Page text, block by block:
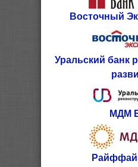
Восточный
Уральский банк
МДМ